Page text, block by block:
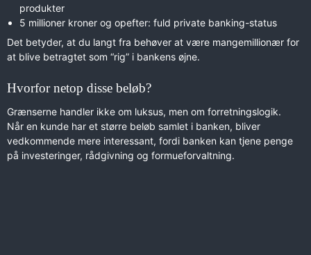
produkter
5 millioner kroner og opefter: fuld private banking-status
Det betyder, at du langt fra behøver at være mangemillionær for
at blive betragtet som “rig” i bankens øjne.
Hvorfor netop disse beløb?
Grænserne handler ikke om luksus, men om forretningslogik.
Når en kunde har et større beløb samlet i banken, bliver
vedkommende mere interessant, fordi banken kan tjene penge
på investeringer, rådgivning og formueforvaltning.